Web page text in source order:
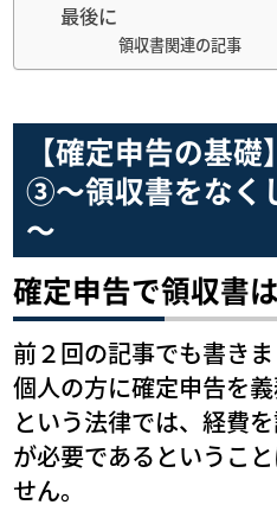
最後に
領収書関連の記事
【確定申告の基
③～領収書をなく
～
確定申告で領収書
前２回の記事でも書き
個人の方に確定申告を
という法律では、経費
が必要であるというこ
せん。